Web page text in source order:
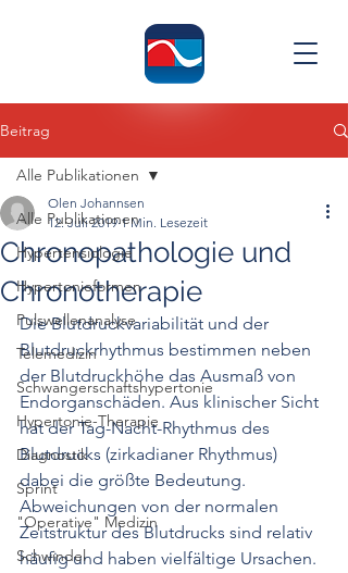
Beitrag
Alle Publikationen
Hypertensiologie
Hypertonieformen
Pulswellenanalyse
Telemedizin
Schwangerschaftshypertonie
Hypertonie-Therapie
Diagnostik
Sprint
"Operative" Medizin
Schwindel
Alle Publikationen
Chronopathologie und
Chronotherapie
Olen Johannsen
12. Juli 2019 1 Min. Lesezeit
Die Blutdruckvariabilität und der
Blutdruckrhythmus bestimmen neben
der Blutdruckhöhe das Ausmaß von
Endorganschäden. Aus klinischer Sicht
hat der Tag-Nacht-Rhythmus des
Blutdrucks (zirkadianer Rhythmus)
dabei die größte Bedeutung.
Abweichungen von der normalen
Zeitstruktur des Blutdrucks sind relativ
häufig und haben vielfältige Ursachen.